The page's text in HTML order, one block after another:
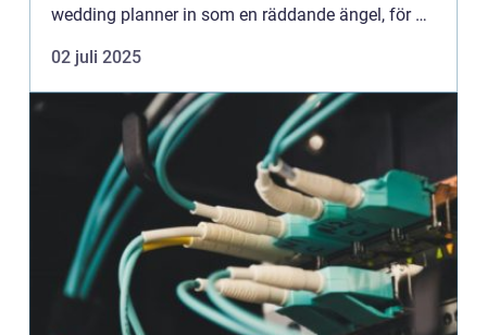
wedding planner in som en räddande ängel, för att
02 juli 2025